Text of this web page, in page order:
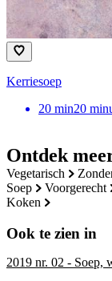
Ontdek
vegetarisch
soep
voorgerecht
koken
Ook te zien in
2019 nr. 02 - Soep,
Kerriesoep
20 min20